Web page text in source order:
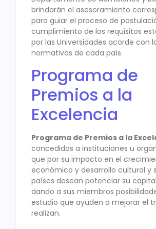
brindarán el asesoramiento
para guiar el proceso de
cumplimiento de los requisitos
por las Universidades acorde con
normativas de cada país.
Programa de
Premios a la
Excelencia
Programa de Premios a la
concedidos a instituciones u
que por su impacto en el
económico y desarrollo cultural y
países desean potenciar su
dando a sus miembros
estudio que ayuden a mejorar el
realizan.